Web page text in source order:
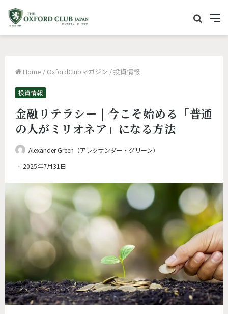
M
e
イ
索
Home / OxfordClubマガジン /投資情報
投資情報
金融リテラシー | 今こそ始める「普通
の人がミリオネア」になる方法
Alexander Green（アレクサンダー・グリーン）
2025年7月31日